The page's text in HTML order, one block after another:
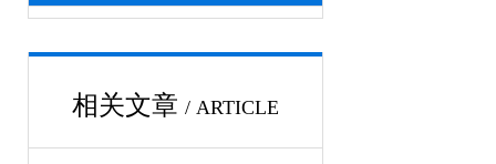
相关文章 / ARTICLE